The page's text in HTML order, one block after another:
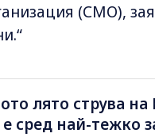
(СМО),
лято струва на
сред най-тежко